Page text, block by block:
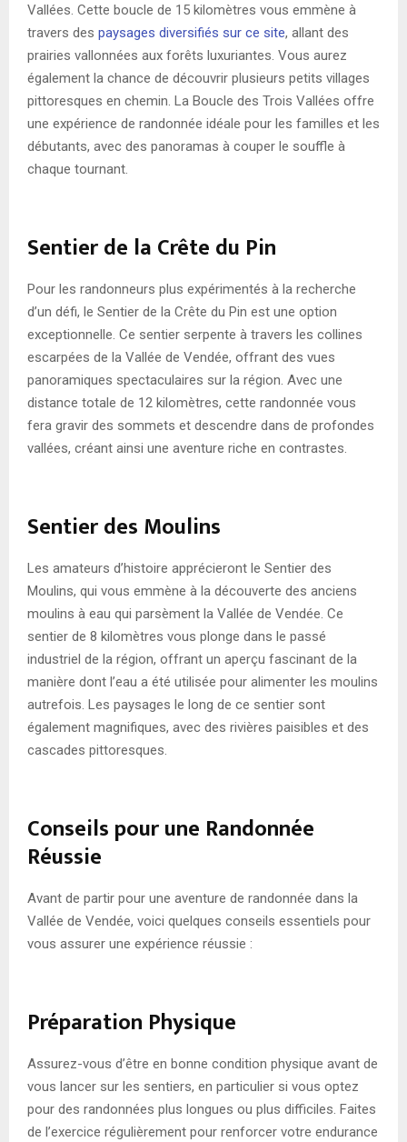
Vallées. Cette boucle de 15 kilomètres vous emmène à
travers des paysages diversifiés sur ce site, allant des
prairies vallonnées aux forêts luxuriantes. Vous aurez
également la chance de découvrir plusieurs petits villages
pittoresques en chemin. La Boucle des Trois Vallées offre
une expérience de randonnée idéale pour les familles et les
débutants, avec des panoramas à couper le souffle à
chaque tournant.
Sentier de la Crête du Pin
Pour les randonneurs plus expérimentés à la recherche
d’un défi, le Sentier de la Crête du Pin est une option
exceptionnelle. Ce sentier serpente à travers les collines
escarpées de la Vallée de Vendée, offrant des vues
panoramiques spectaculaires sur la région. Avec une
distance totale de 12 kilomètres, cette randonnée vous
fera gravir des sommets et descendre dans de profondes
vallées, créant ainsi une aventure riche en contrastes.
Sentier des Moulins
Les amateurs d’histoire apprécieront le Sentier des
Moulins, qui vous emmène à la découverte des anciens
moulins à eau qui parsèment la Vallée de Vendée. Ce
sentier de 8 kilomètres vous plonge dans le passé
industriel de la région, offrant un aperçu fascinant de la
manière dont l’eau a été utilisée pour alimenter les moulins
autrefois. Les paysages le long de ce sentier sont
également magnifiques, avec des rivières paisibles et des
cascades pittoresques.
Conseils pour une Randonnée
Réussie
Avant de partir pour une aventure de randonnée dans la
Vallée de Vendée, voici quelques conseils essentiels pour
vous assurer une expérience réussie :
Préparation Physique
Assurez-vous d’être en bonne condition physique avant de
vous lancer sur les sentiers, en particulier si vous optez
pour des randonnées plus longues ou plus difficiles. Faites
de l’exercice régulièrement pour renforcer votre endurance